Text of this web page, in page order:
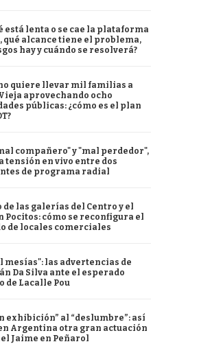
está lenta o se cae la plataforma
qué alcance tiene el problema,
hay y cuándo se resolverá?
quiere llevar mil familias a
aprovechando ocho
públicas: ¿cómo es el plan
compañero" y "mal perdedor",
tensión en vivo entre dos
de programa radial
de las galerías del Centro y el
Pocitos: cómo se reconfigura el
de locales comerciales
mesías": las advertencias de
Da Silva ante el esperado
de Lacalle Pou
exhibición” al “deslumbre”: así
Argentina otra gran actuación
Jaime en Peñarol